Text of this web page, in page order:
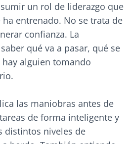
un rol de liderazgo que
ha entrenado. No se trata de
confianza. La
qué va a pasar, qué se
alguien tomando
las maniobras antes de
de forma inteligente y
distintos niveles de